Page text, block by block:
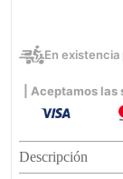
En existencia
| Aceptamos
Descripción